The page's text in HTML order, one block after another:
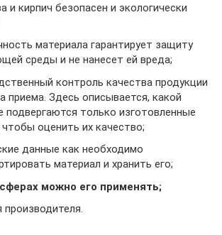
и кирпич безопасен и экологически
материала гарантирует защиту
среды и не нанесет ей вреда;
контроль качества продукции
приема. Здесь описывается, какой
подвергаются только изготовленные
чтобы оценить их качество;
данные как необходимо
материал и хранить его;
можно его применять;
производителя.